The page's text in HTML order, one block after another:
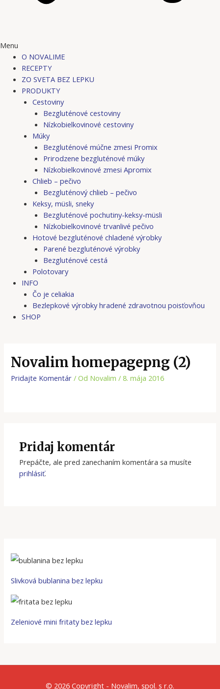
Menu
O NOVALIME
RECEPTY
ZO SVETA BEZ LEPKU
PRODUKTY
Cestoviny
Bezgluténové cestoviny
Nízkobielkovinové cestoviny
Múky
Bezgluténové múčne zmesi Promix
Prirodzene bezgluténové múky
Nízkobielkovinové zmesi Apromix
Chlieb – pečivo
Bezgluténový chlieb – pečivo
Keksy, müsli, sneky
Bezgluténové pochutiny-keksy-müsli
Nízkobielkovinové trvanlivé pečivo
Hotové bezgluténové chladené výrobky
Parené bezgluténové výrobky
Bezgluténové cestá
Polotovary
INFO
Čo je celiakia
Bezlepkové výrobky hradené zdravotnou poisťovňou
SHOP
Novalim homepagepng (2)
Pridajte Komentár / Od Novalim/8. mája 2016
Pridaj komentár
Prepáčte, ale pred zanechaním komentára sa musíte
prihlásiť.
Slivková bublanina bez lepku
Zeleniové mini fritaty bez lepku
© 2026 Copyright - Novalim, spol. s r.o.